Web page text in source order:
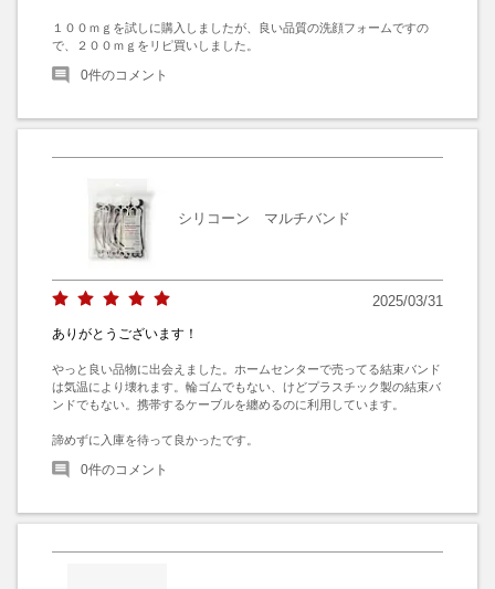
１００ｍｇを試しに購入しましたが、良い品質の洗顔フォームですの
で、２００ｍｇをリピ買いしました。
0件のコメント
シリコーン マルチバンド
2025/03/31
ありがとうございます！
やっと良い品物に出会えました。ホームセンターで売ってる結束バンド
は気温により壊れます。輪ゴムでもない、けどプラスチック製の結束バ
ンドでもない。携帯するケーブルを纏めるのに利用しています。
諦めずに入庫を待って良かったです。
0件のコメント